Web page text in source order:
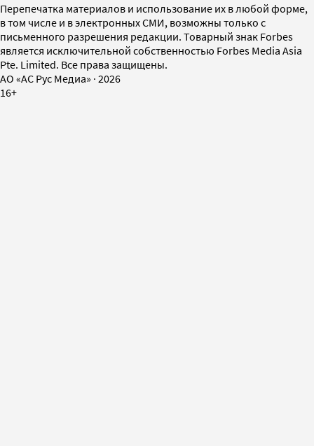
Перепечатка материалов и использование их в любой форме,
в том числе и в электронных СМИ, возможны только с
письменного разрешения редакции. Товарный знак Forbes
является исключительной собственностью Forbes Media Asia
Pte. Limited. Все права защищены.
AO «АС Рус Медиа» · 2026
16+